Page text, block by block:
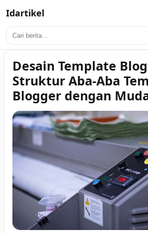
Idartikel
Desain Template
Struktur Aba-Aba
Blogger dengan